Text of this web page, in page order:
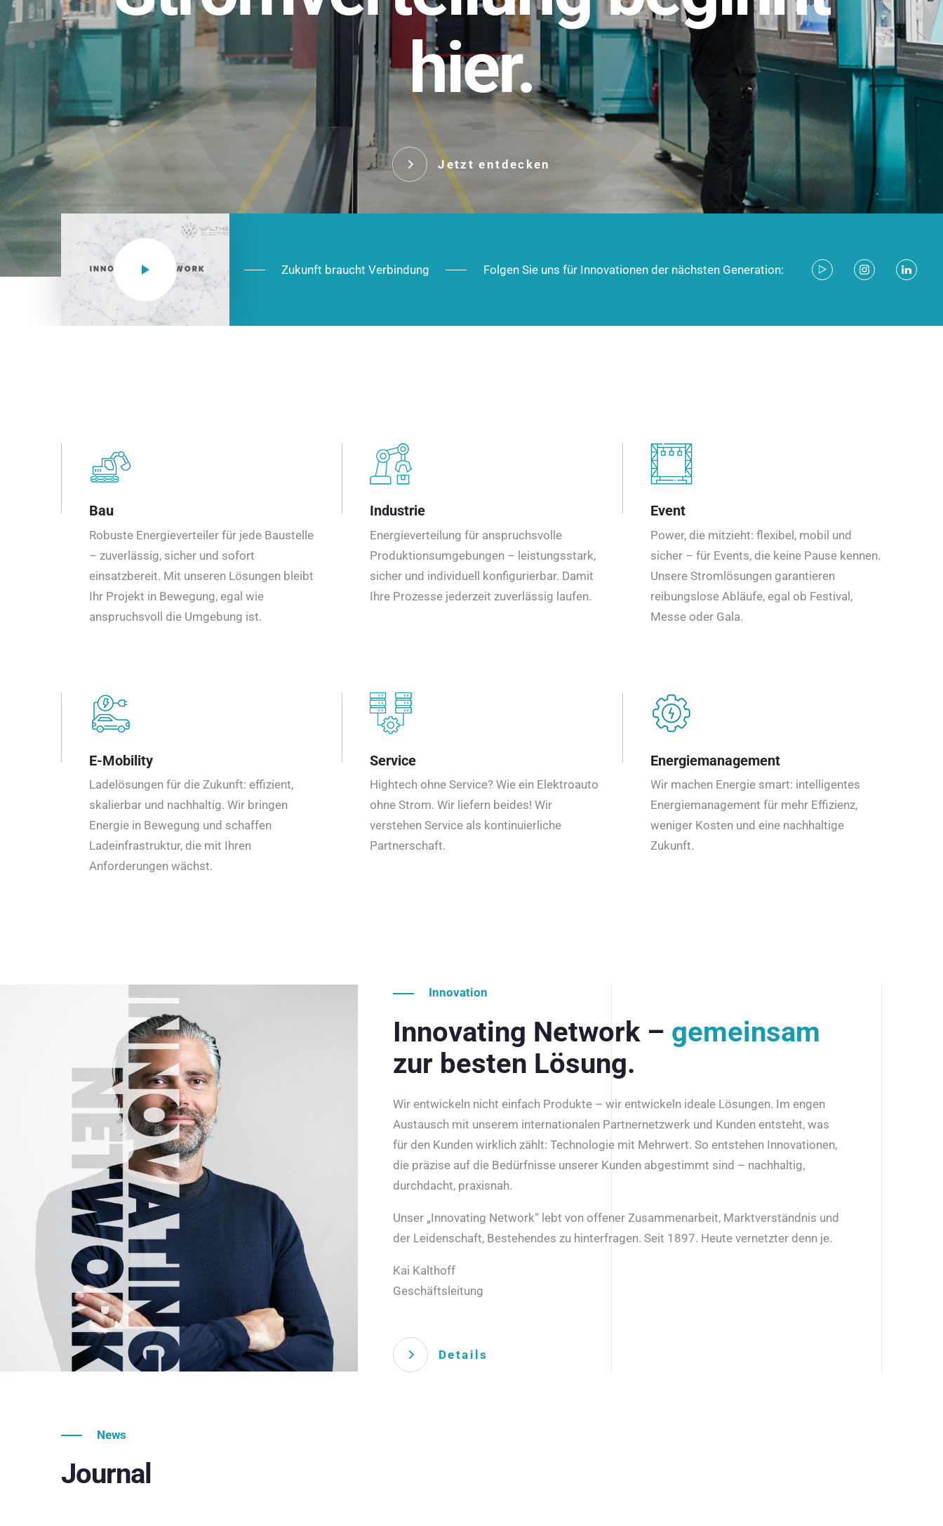
hier.
Jetzt entdecken
NEO CEE: Energieverteilung mit System. Robust im Alltag,
effizient in der Installation, zukunftsfähig im Ausbau.
Das innovative Stecksystem für industrielle Anwendungen –
robust, IP-geschützt und zukunftsfähig.
Jetzt entdecken
Zukunft braucht Verbindung Folgen Sie uns für Innovationen der nächsten Generation:
Bau
Robuste Energieverteiler für jede Baustelle
– zuverlässig, sicher und sofort
einsatzbereit. Mit unseren Lösungen bleibt
Ihr Projekt in Bewegung, egal wie
anspruchsvoll die Umgebung ist.
Industrie
Energieverteilung für anspruchsvolle
Produktionsumgebungen – leistungsstark,
sicher und individuell konfigurierbar. Damit
Ihre Prozesse jederzeit zuverlässig laufen.
Event
Power, die mitzieht: flexibel, mobil und
sicher – für Events, die keine Pause kennen.
Unsere Stromlösungen garantieren
reibungslose Abläufe, egal ob Festival,
Messe oder Gala.
E-Mobility
Ladelösungen für die Zukunft: effizient,
skalierbar und nachhaltig. Wir bringen
Energie in Bewegung und schaffen
Ladeinfrastruktur, die mit Ihren
Anforderungen wächst.
Service
Hightech ohne Service? Wie ein Elektroauto
ohne Strom. Wir liefern beides! Wir
verstehen Service als kontinuierliche
Partnerschaft.
Energiemanagement
Wir machen Energie smart: intelligentes
Energiemanagement für mehr Effizienz,
weniger Kosten und eine nachhaltige
Zukunft.
Innovation
Innovating Network – gemeinsam
zur besten Lösung.
Wir entwickeln nicht einfach Produkte – wir entwickeln ideale Lösungen. Im engen
Austausch mit unserem internationalen Partnernetzwerk und Kunden entsteht, was
für den Kunden wirklich zählt: Technologie mit Mehrwert. So entstehen Innovationen,
die präzise auf die Bedürfnisse unserer Kunden abgestimmt sind – nachhaltig,
durchdacht, praxisnah.
Unser „Innovating Network“ lebt von offener Zusammenarbeit, Marktverständnis und
der Leidenschaft, Bestehendes zu hinterfragen. Seit 1897. Heute vernetzter denn je.
Kai Kalthoff
Geschäftsleitung
Details
News
Journal